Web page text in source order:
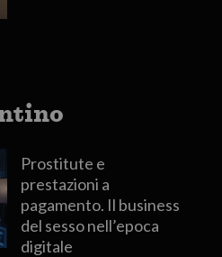
Prostitute e
prestazioni a
pagamento. Il business
del sesso nell’epoca
digitale